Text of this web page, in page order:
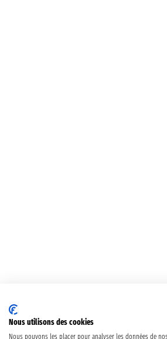
Nous utilisons des cookies
Nous pouvons les placer pour analyser les données de